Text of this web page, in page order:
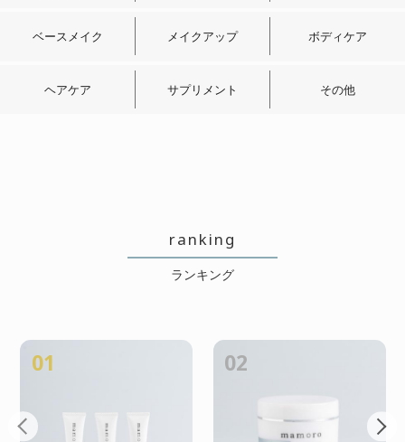
ー…って感じでしたが、2週間過ぎた
ころからすべて解決されました。髪
のツヤもあるし、これからも愛用し
美容室で褒められます!
2026/06/03 投稿者：らりるれともこ
っています。パーマやカラーをして
らも美髪維持頑張ります!!
ベースメイク メイクアップ ボディケア
ヘアケア サプリメント その他
ranking
ランキング
01 02